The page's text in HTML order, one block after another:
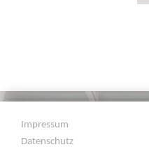
Impressum
Datenschutz